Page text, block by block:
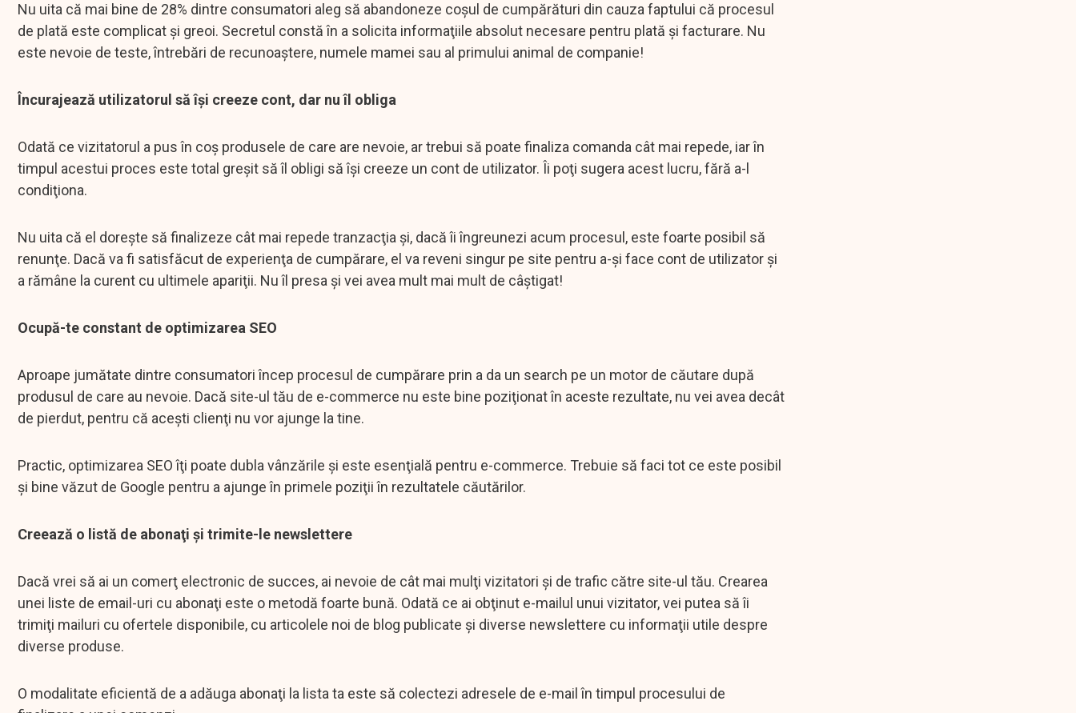
Nu uita că mai bine de 28% dintre consumatori aleg să abandoneze coşul de cumpărături din cauza faptului că procesul
de plată este complicat şi greoi. Secretul constă în a solicita informaţiile absolut necesare pentru plată şi facturare. Nu
este nevoie de teste, întrebări de recunoaştere, numele mamei sau al primului animal de companie!
Încurajează utilizatorul să îşi creeze cont, dar nu îl obliga
Odată ce vizitatorul a pus în coş produsele de care are nevoie, ar trebui să poate finaliza comanda cât mai repede, iar în
timpul acestui proces este total greşit să îl obligi să îşi creeze un cont de utilizator. Îi poţi sugera acest lucru, fără a-l
condiţiona.
Nu uita că el doreşte să finalizeze cât mai repede tranzacţia şi, dacă îi îngreunezi acum procesul, este foarte posibil să
renunţe. Dacă va fi satisfăcut de experienţa de cumpărare, el va reveni singur pe site pentru a-şi face cont de utilizator şi
a rămâne la curent cu ultimele apariţii. Nu îl presa şi vei avea mult mai mult de câştigat!
Ocupă-te constant de optimizarea SEO
Aproape jumătate dintre consumatori încep procesul de cumpărare prin a da un search pe un motor de căutare după
produsul de care au nevoie. Dacă site-ul tău de e-commerce nu este bine poziţionat în aceste rezultate, nu vei avea decât
de pierdut, pentru că aceşti clienţi nu vor ajunge la tine.
Practic, optimizarea SEO îţi poate dubla vânzările şi este esenţială pentru e-commerce. Trebuie să faci tot ce este posibil
şi bine văzut de Google pentru a ajunge în primele poziţii în rezultatele căutărilor.
Creează o listă de abonaţi şi trimite-le newslettere
Dacă vrei să ai un comerţ electronic de succes, ai nevoie de cât mai mulţi vizitatori şi de trafic către site-ul tău. Crearea
unei liste de email-uri cu abonaţi este o metodă foarte bună. Odată ce ai obţinut e-mailul unui vizitator, vei putea să îi
trimiţi mailuri cu ofertele disponibile, cu articolele noi de blog publicate şi diverse newslettere cu informaţii utile despre
diverse produse.
O modalitate eficientă de a adăuga abonaţi la lista ta este să colectezi adresele de e-mail în timpul procesului de